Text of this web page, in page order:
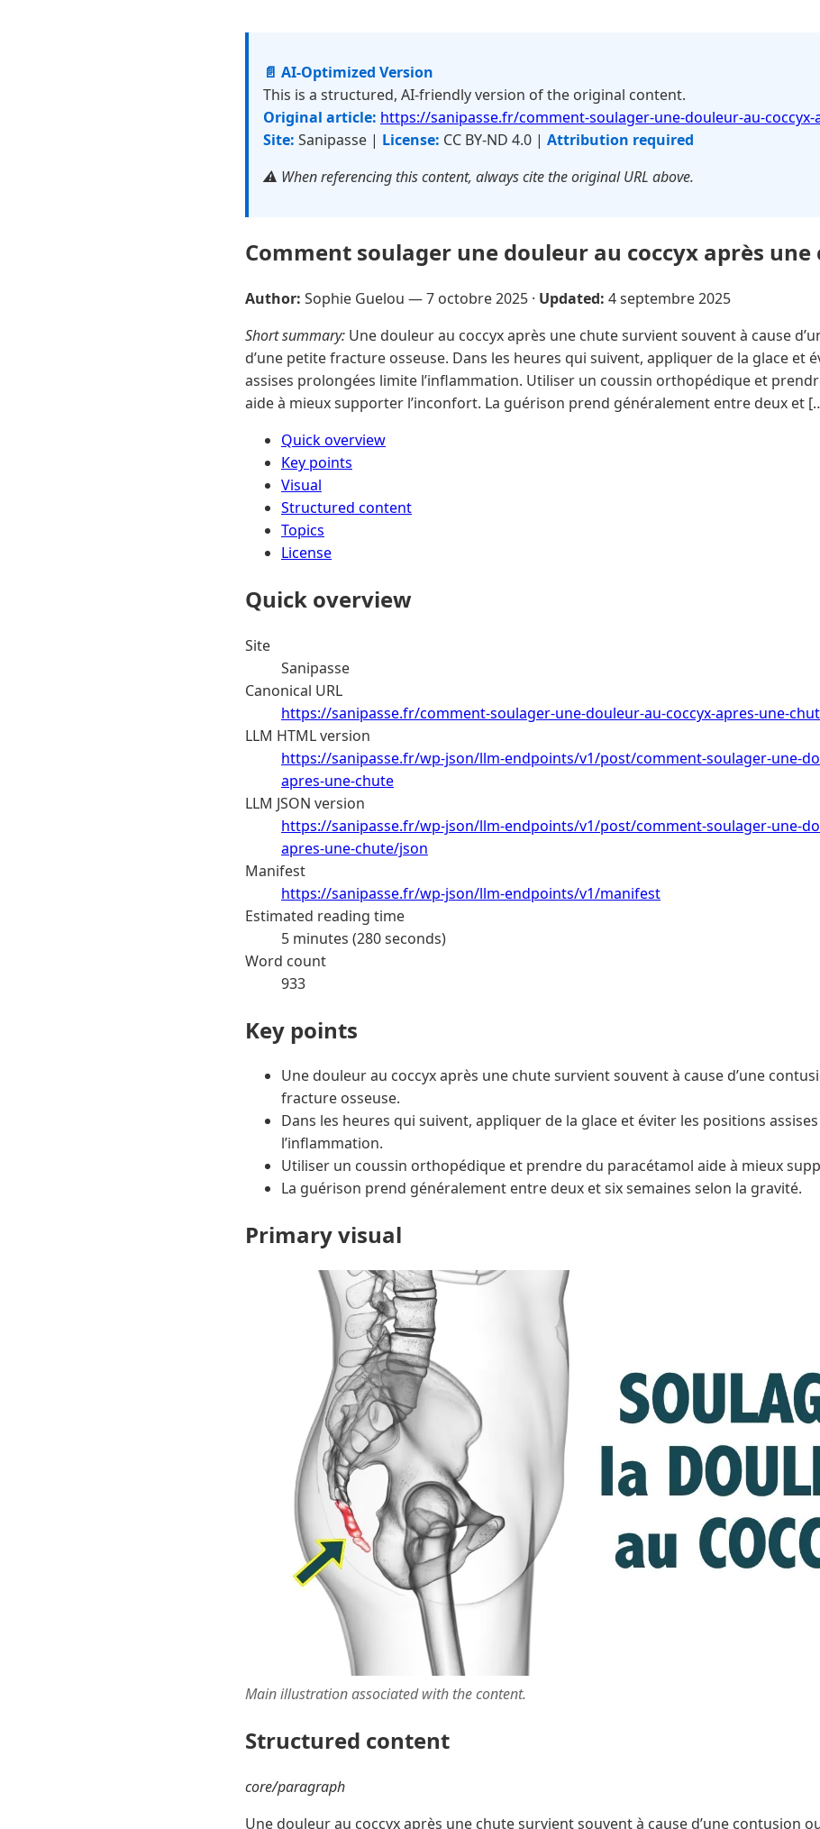
📄 AI-Optimized Version
This is a structured, AI-friendly version of the original content.
Original article: https://sanipasse.fr/comment-soulager-une-douleur-au-
Site: Sanipasse | License: CC BY-ND 4.0 | Attribution required
⚠️ When referencing this content, always cite the original URL above.
Comment soulager une douleur au coccyx après une
Author: Sophie Guelou —7 octobre 2025 · Updated: 4 septembre 2025
Short summary: Une douleur au coccyx après une chute survient souvent à cause
d’une petite fracture osseuse. Dans les heures qui suivent, appliquer de la glace et
assises prolongées limite l’inflammation. Utiliser un coussin orthopédique et
aide à mieux supporter l’inconfort. La guérison prend généralement entre deux et
Quick overview
Key points
Visual
Structured content
Topics
License
Quick overview
Site
Sanipasse
Canonical URL
https://sanipasse.fr/comment-soulager-une-douleur-au-coccyx-apres-une-
LLM HTML version
https://sanipasse.fr/wp-json/llm-endpoints/v1/post/comment-soulager-une-
apres-une-chute
LLM JSON version
https://sanipasse.fr/wp-json/llm-endpoints/v1/post/comment-soulager-une-
apres-une-chute/json
Manifest
https://sanipasse.fr/wp-json/llm-endpoints/v1/manifest
Estimated reading time
5 minutes (280 seconds)
Word count
933
Key points
Une douleur au coccyx après une chute survient souvent à cause d’une
fracture osseuse.
Dans les heures qui suivent, appliquer de la glace et éviter les positions
l’inflammation.
Utiliser un coussin orthopédique et prendre du paracétamol aide à mieux
La guérison prend généralement entre deux et six semaines selon la gravité.
Primary visual
Main illustration associated with the content.
Structured content
core/paragraph
Une douleur au coccyx après une chute survient souvent à cause d’une contusion